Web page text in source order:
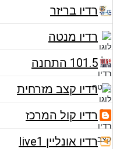
רדיו בריזר
רדיו מנטה
101.5 התחנה
רדיו קצב מזרחית
רדיו קול המרכז
רדיו אונליין live1